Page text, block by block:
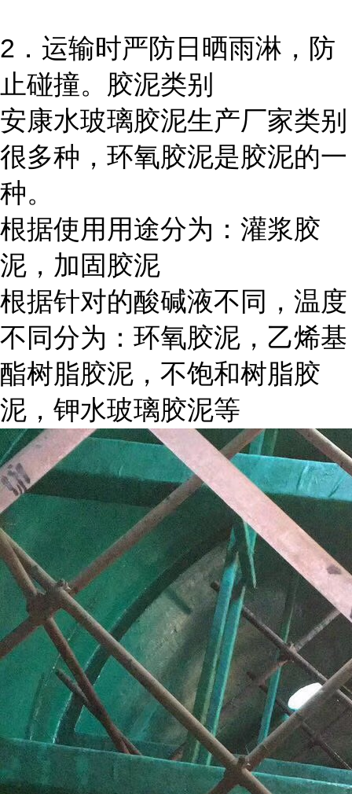
2．运输时严防日晒雨淋，防
止碰撞。胶泥类别
安康水玻璃胶泥生产厂家类别
很多种，环氧胶泥是胶泥的一
种。
根据使用用途分为：灌浆胶
泥，加固胶泥
根据针对的酸碱液不同，温度
不同分为：环氧胶泥，乙烯基
酯树脂胶泥，不饱和树脂胶
泥，钾水玻璃胶泥等